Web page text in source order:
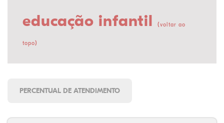
educação infantil (voltar ao
topo)
PERCENTUAL DE ATENDIMENTO